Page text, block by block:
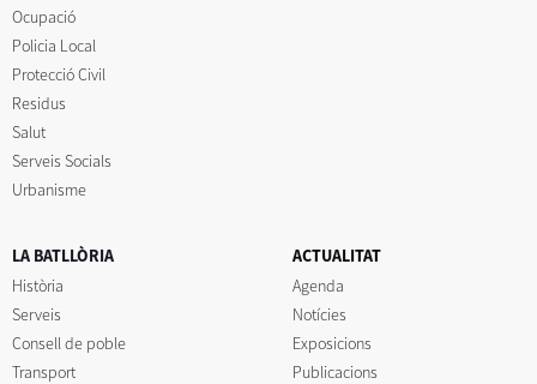
Ocupació
Policia Local
Protecció Civil
Residus
Salut
Serveis Socials
Urbanisme
LA BATLLÒRIA
Història
Serveis
Consell de poble
Transport
ACTUALITAT
Agenda
Notícies
Exposicions
Publicacions